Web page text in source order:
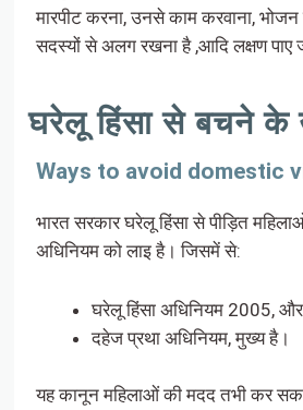
मारपीट करना, उनसे काम करवाना, भोजन
सदस्यों से अलग रखना है ,आदि लक्षण पाए
घरेलू हिंसा से बचने के
Ways to avoid domestic
भारत सरकार घरेलू हिंसा से पीड़ित
अधिनियम को लाइ है। जिसमें से:
घरेलू हिंसा अधिनियम 2005, और
दहेज प्रथा अधिनियम, मुख्य है।
यह कानून महिलाओं की मदद तभी कर